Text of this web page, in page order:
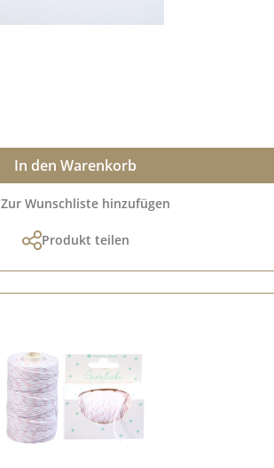
In den Warenkorb
Zur Wunschliste hinzufügen
Produkt teilen